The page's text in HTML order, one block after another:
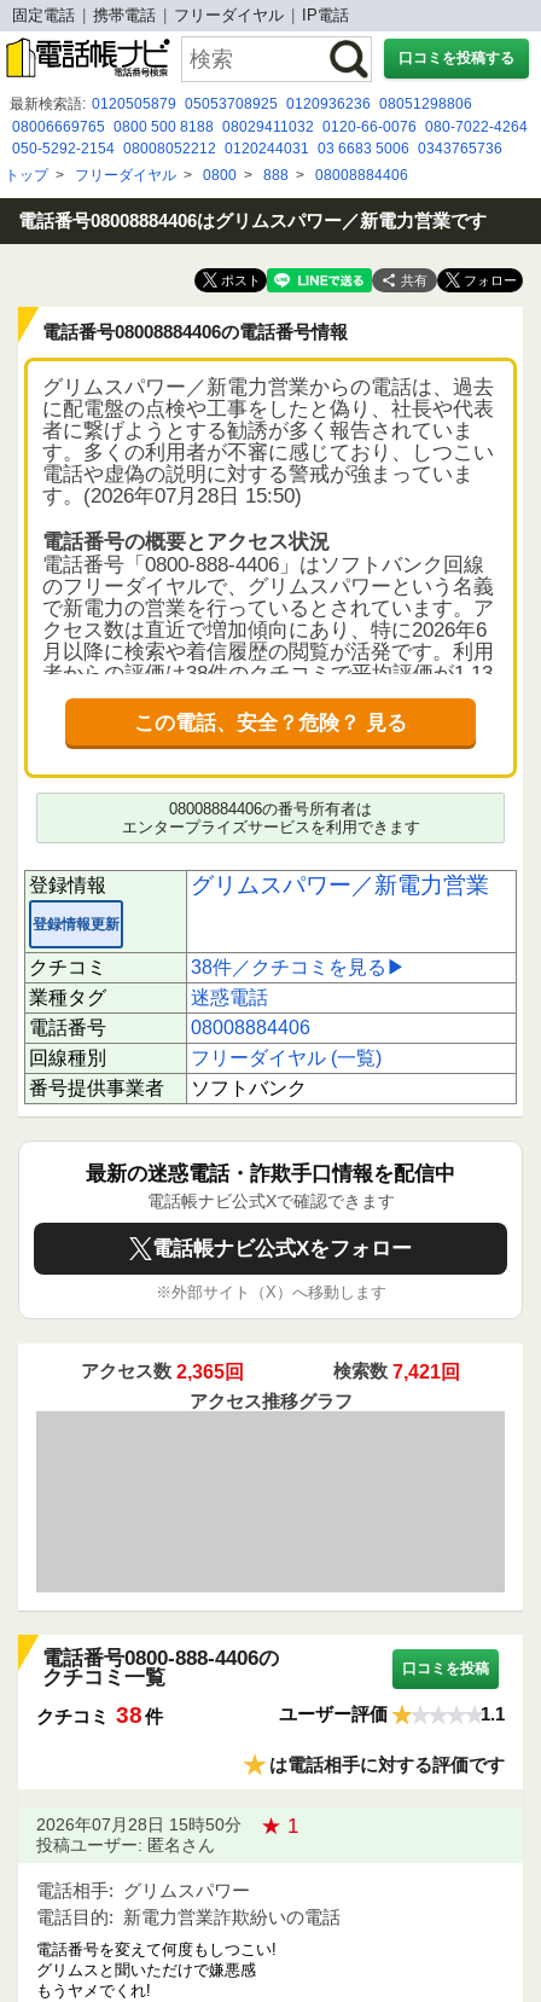
固定電話 携帯電話 フリーダイヤル IP電話
口コミを投稿する
最新検索語: 0120505879 05053708925 0120936236 08051298806
08006669765 0800 500 8188 08029411032 0120-66-0076 080-7022-4264
050-5292-2154 08008052212 0120244031 03 6683 5006 0343765736
08007778250
0120409227 0675264700 08080884073 080-0170-0187
08080479254 0120792197 08002225471 07012477358 0363879955
0120339085
トップ> フリーダイヤル > 0800 > 888 > 08008884406
電話番号08008884406はグリムスパワー／新電力営業です
共有
電話番号08008884406の電話番号情報
グリムスパワー／新電力営業からの電話は、過去
に配電盤の点検や工事をしたと偽り、社長や代表
者に繋げようとする勧誘が多く報告されていま
す。多くの利用者が不審に感じており、しつこい
電話や虚偽の説明に対する警戒が強まっていま
す。(2026年07月28日 15:50)
電話番号の概要とアクセス状況
電話番号「0800-888-4406」はソフトバンク回線
のフリーダイヤルで、グリムスパワーという名義
で新電力の営業を行っているとされています。ア
クセス数は直近で増加傾向にあり、特に2026年6
月以降に検索や着信履歴の閲覧が活発です。利用
者からの評価は38件のクチコミで平均評価が1.13
と低く、信頼性に疑問が持たれています。
クチコミから読み解く電話の実態
「代表者と話した」といった虚偽の説明が繰り返
されていることが指摘されています。実際には点
検や工事の記録がないケースが多く、利用者は不
信感を抱いています。電話は複数の番号からかか
ってきており、断っても繰り返し連絡があるとの
声が目立ちます。営業内容の説明が曖昧で、社長
にしか話さないと強調するなど、相手を混乱させ
る手口も報告されています。
また、電話を切られたり、相手がしどろもどろに
なるケースも多く、迷惑電話としての認識が強い
状況です。利用者の多くが着信拒否や電話番号の
登録を推奨しており、応答には注意が必要と考え
られます。
利用者へのアドバイス
この電話番号からの着信は、営業の名目であって
も虚偽の説明やしつこい勧誘が多いことから、慎
重な対応が望まれます。電話に出た場合は、相手
の説明を鵜呑みにせず、必要に応じて電話を切る
判断も検討してください。社名や担当者名を名乗
っても確認が取れない場合は、折り返し連絡を控
下にスクロールすると実際に電話に応答された方
あなたの体験や情報共有が、同じような被害を防
ぐ大きな力になります。ぜひクチコミ投稿で注意
喚起にご協力ください。あなたの1回のアクショ
この電話、安全？危険？ 見る
08008884406の番号所有者は
エンタープライズサービスを利用できます
登録情報
登録情報更新
グリムスパワー／新電力営業
クチコミ
38件／クチコミを見る▶
業種タグ
迷惑電話
電話番号
08008884406
回線種別
フリーダイヤル (一覧)
番号提供事業者
ソフトバンク
最新の迷惑電話・詐欺手口情報を配信中
電話帳ナビ公式Xで確認できます
電話帳ナビ公式Xをフォロー
※外部サイト（X）へ移動します
アクセス数 2,365回 検索数 7,421回
アクセス推移グラフ
電話番号0800-888-4406の
クチコミ一覧
口コミを投稿
クチコミ 38件 ユーザー評価 1.1
★は電話相手に対する評価です
2026年07月28日 15時50分 ★ 1
投稿ユーザー: 匿名さん
電話相手: グリムスパワー
電話目的: 新電力営業詐欺紛いの電話
電話番号を変えて何度もしつこい!
グリムスと聞いただけで嫌悪感
もうヤメでくれ!